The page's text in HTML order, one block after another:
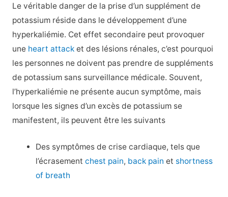
Le véritable danger de la prise d’un supplément de
potassium réside dans le développement d’une
hyperkaliémie. Cet effet secondaire peut provoquer
une heart attacket des lésions rénales, c’est pourquoi
les personnes ne doivent pas prendre de suppléments
de potassium sans surveillance médicale. Souvent,
l’hyperkaliémie ne présente aucun symptôme, mais
lorsque les signes d’un excès de potassium se
manifestent, ils peuvent être les suivants
Des symptômes de crise cardiaque, tels que
l’écrasementchest pain, back pain et shortness
of breath